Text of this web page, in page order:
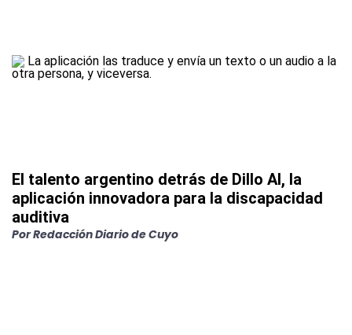
El talento argentino detrás de Dillo AI, la
aplicación innovadora para la discapacidad
auditiva
PorRedacción Diario de Cuyo